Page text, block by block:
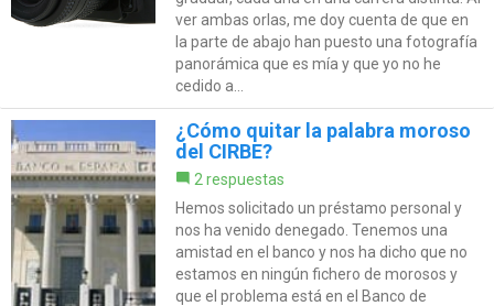
ver ambas orlas, me doy cuenta de que en
la parte de abajo han puesto una fotografía
panorámica que es mía y que yo no he
cedido a...
¿Cómo quitar la palabra moroso
del CIRBE?
2 respuestas
Hemos solicitado un préstamo personal y
nos ha venido denegado. Tenemos una
amistad en el banco y nos ha dicho que no
estamos en ningún fichero de morosos y
que el problema está en el Banco de